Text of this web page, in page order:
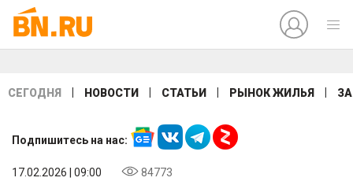
СЕГОДНЯ НОВОСТИ СТАТЬИ РЫНОК ЖИЛЬЯ
Подпишитесь на нас:
17.02.2026 | 09:00 84773